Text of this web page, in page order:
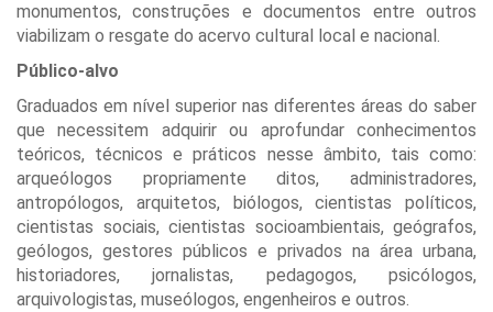
monumentos, construções e documentos entre outros
viabilizam o resgate do acervo cultural local e nacional.
Público-alvo
Graduados em nível superior nas diferentes áreas do saber
que necessitem adquirir ou aprofundar conhecimentos
teóricos, técnicos e práticos nesse âmbito, tais como:
arqueólogos propriamente ditos, administradores,
antropólogos, arquitetos, biólogos, cientistas políticos,
cientistas sociais, cientistas socioambientais, geógrafos,
geólogos, gestores públicos e privados na área urbana,
historiadores, jornalistas, pedagogos, psicólogos,
arquivologistas, museólogos, engenheiros e outros.